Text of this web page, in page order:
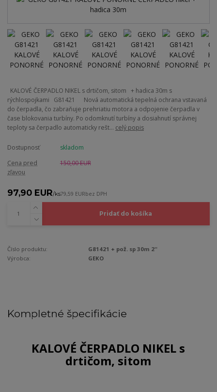
KALOVÉ ČERPADLO NIKEL s drtičom, sitom + hadica 30m s
rýchlospojkami G81421 Nová automatická tepelná ochrana vstavaná
do čerpadla, čo zabraňuje prehriatiu motora a odpojenie čerpadla v
čase blokovania turbíny. Po odomknutí turbíny a dosiahnutí správnej
teploty sa čerpadlo automaticky rešt... celý popis
Dostupnosť
skladom
Cena pred
zľavou
150,00 EUR
97,90 EUR/ks79,59 EURbez DPH
Pridať do košíka
Číslo produktu:
G81421 + pož. sp 30m 2''
Výrobca:
GEKO
Kompletné špecifikácie
KALOVÉ ČERPADLO NIKEL s
drtičom, sitom